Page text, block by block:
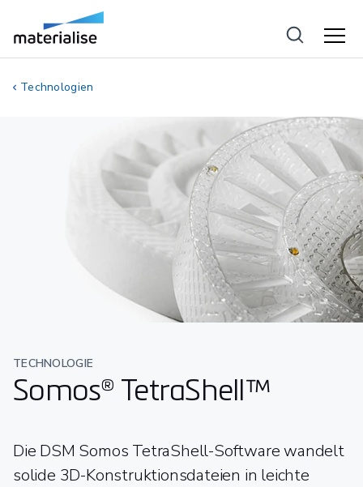
Technologien
TECHNOLOGIE
Somos® TetraShell™
Die DSM Somos TetraShell-Software wandelt
solide 3D-Konstruktionsdateien in leichte